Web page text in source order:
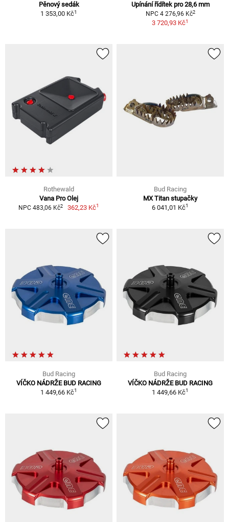
Pěnový sedák
1 353,00 Kč1
Upínání řídítek pro 28,6 mm
NPC 4 276,96 Kč2
3 720,93 Kč1
Rothewald
Vana Pro Olej
NPC 483,06 Kč2 362,23 Kč1
Bud Racing
MX Titan stupačky
6 041,01 Kč1
Bud Racing
VÍČKO NÁDRŽE BUD RACING
1 449,66 Kč1
Bud Racing
VÍČKO NÁDRŽE BUD RACING
1 449,66 Kč1